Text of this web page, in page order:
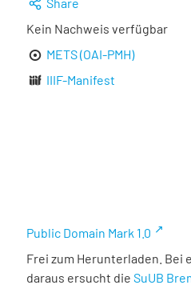
Kein Nachweis verfügbar
METS (OAI-PMH)
IIIF-Manifest
Public Domain Mark 1.0
Frei zum Herunterladen. Bei
daraus ersucht die SuUB